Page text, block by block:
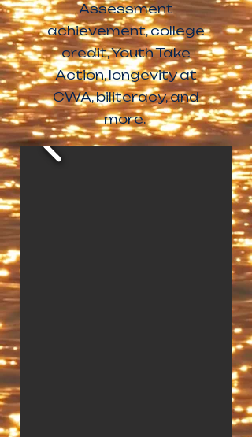
Assessment
achievement, college
credit, Youth Take
Action, longevity at
CWA, biliteracy, and
more.